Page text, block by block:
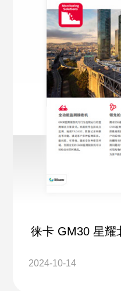
徕卡 GM30 星耀
2024-10-14